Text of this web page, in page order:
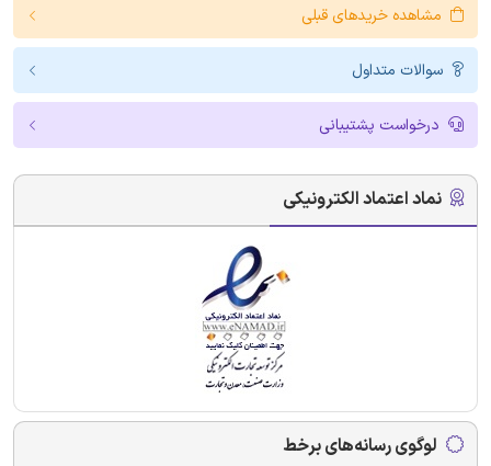
مشاهده خریدهای قبلی
سوالات متداول
درخواست پشتیبانی
نماد اعتماد الکترونیکی
لوگوی رسانه‌های برخط